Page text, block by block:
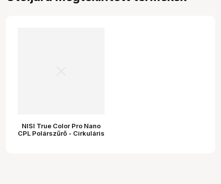
NISI True Color Pro Nano
CPL Polárszűrő - Cirkuláris